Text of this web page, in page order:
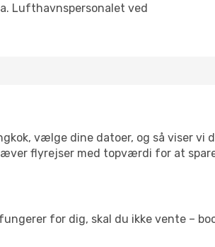
Lufthavnspersonalet ved
vælge dine datoer, og så viser vi
flyrejser med topværdi for at
for dig, skal du ikke vente –